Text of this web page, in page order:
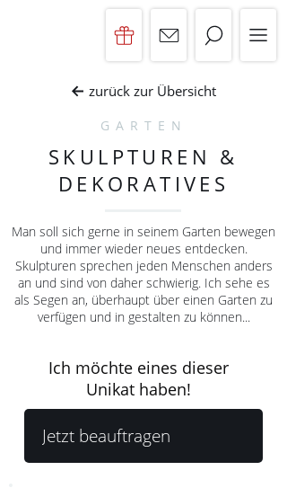
zurück zur Übersicht
GARTEN
SKULPTUREN &
DEKORATIVES
Man soll sich gerne in seinem Garten bewegen
und immer wieder neues entdecken.
Skulpturen sprechen jeden Menschen anders
an und sind von daher schwierig. Ich sehe es
als Segen an, überhaupt über einen Garten zu
verfügen und in gestalten zu können...
Ich möchte eines dieser
Unikat haben!
Jetzt beauftragen